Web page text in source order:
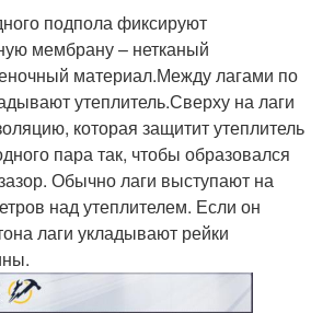
подпола фиксируют
мембрану – нетканый
материал.Между лагами по
утеплитель.Сверху на лаги
которая защитит утеплитель
пара так, чтобы образовался
Обычно лаги выступают на
над утеплителем. Если он
лаги укладывают рейки